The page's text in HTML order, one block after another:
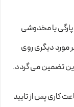
پارگی یا مخدوشی
مورد دیگری روی
تضمین می گردد.
این شرایط وجه کالا حداکثر ظرف ۴۸ ساعت کاری پس از تایید